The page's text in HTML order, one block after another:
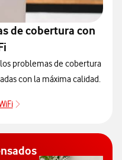
de cobertura con
problemas de cobertura
con la máxima calidad.